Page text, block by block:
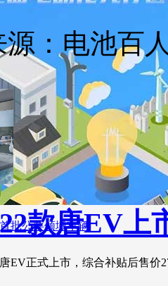
批公共领域车辆
：电池百
款唐EV上
EV正式上市，综合补贴后售价